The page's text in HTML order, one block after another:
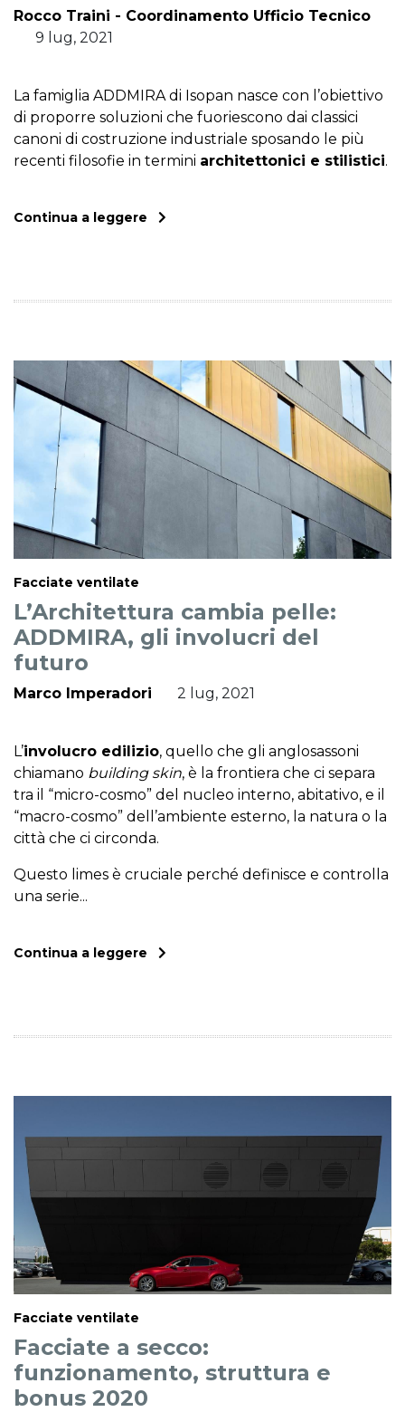
Rocco Traini - Coordinamento Ufficio Tecnico
9 lug, 2021
La famiglia ADDMIRA di Isopan nasce con l’obiettivo
di proporre soluzioni che fuoriescono dai classici
canoni di costruzione industriale sposando le più
recenti filosofie in termini architettonici e stilistici.
Continua a leggere
Facciate ventilate
L’Architettura cambia pelle:
ADDMIRA, gli involucri del
futuro
Marco Imperadori 2 lug, 2021
L’involucro edilizio, quello che gli anglosassoni
chiamano building skin, è la frontiera che ci separa
tra il “micro-cosmo” del nucleo interno, abitativo, e il
“macro-cosmo” dell’ambiente esterno, la natura o la
città che ci circonda.
Questo limes è cruciale perché definisce e controlla
una serie...
Continua a leggere
Facciate ventilate
Facciate a secco:
funzionamento, struttura e
bonus 2020